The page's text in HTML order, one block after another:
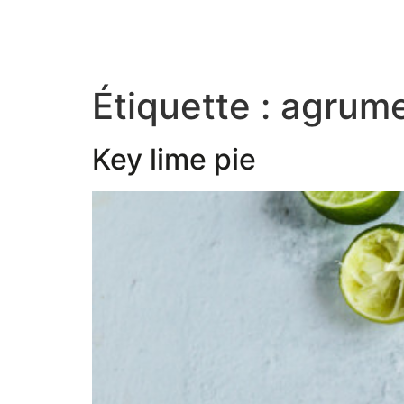
Étiquette :
Key lime pie